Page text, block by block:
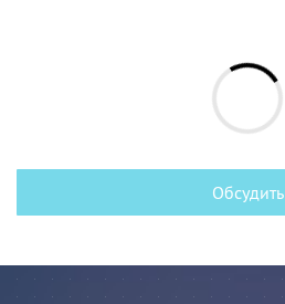
Обсудить